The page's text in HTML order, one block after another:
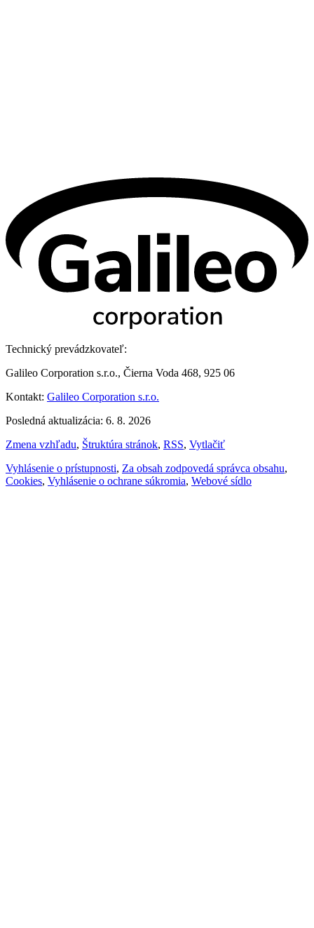
Technický prevádzkovateľ:
Galileo Corporation s.r.o., Čierna Voda 468, 925 06
Kontakt: Galileo Corporation s.r.o.
Posledná aktualizácia: 6. 8. 2026
Zmena vzhľadu, Štruktúra stránok, RSS, Vytlačiť
Vyhlásenie o prístupnosti, Za obsah zodpovedá správca obsahu,
Cookies, Vyhlásenie o ochrane súkromia, Webové sídlo